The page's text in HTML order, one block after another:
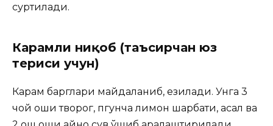
суртилади.
Карамли ниқоб (таъсирчан юз
териси учун)
Карам барглари майдаланиб, езилади. Унга 3
чой қошиқ творог, пгунча лимон шарбати, асал ва